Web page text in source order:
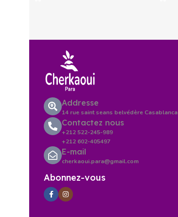
Addresse
14 rue saint seans belvédère Casablanca
Contactez nous
+212 522-245-989
+212 602-405497
E-mail
cherkaoui.para@gmail.com
Abonnez-vous